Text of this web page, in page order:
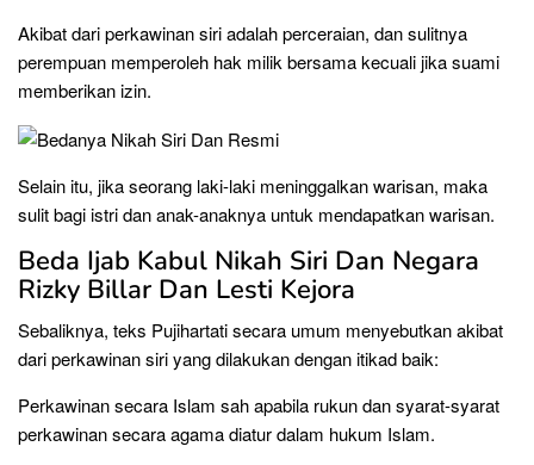
Akibat dari perkawinan siri adalah perceraian, dan sulitnya
perempuan memperoleh hak milik bersama kecuali jika suami
memberikan izin.
Selain itu, jika seorang laki-laki meninggalkan warisan, maka
sulit bagi istri dan anak-anaknya untuk mendapatkan warisan.
Beda Ijab Kabul Nikah Siri Dan Negara
Rizky Billar Dan Lesti Kejora
Sebaliknya, teks Pujihartati secara umum menyebutkan akibat
dari perkawinan siri yang dilakukan dengan itikad baik:
Perkawinan secara Islam sah apabila rukun dan syarat-syarat
perkawinan secara agama diatur dalam hukum Islam.